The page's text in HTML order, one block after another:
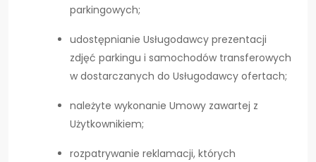
parkingowych;
udostępnianie Usługodawcy prezentacji
zdjęć parkingu i samochodów transferowych
w dostarczanych do Usługodawcy ofertach;
należyte wykonanie Umowy zawartej z
Użytkownikiem;
rozpatrywanie reklamacji, których